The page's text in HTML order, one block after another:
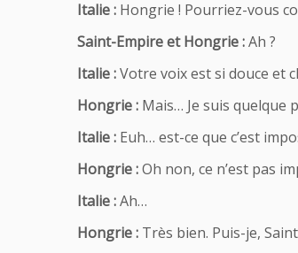
Italie : Hongrie ! Pourriez-vous
Saint-Empire et Hongrie :Ah ?
Italie :Votre voix est si douce et
Hongrie : Mais… Je suis quelque
Italie : Euh… est-ce que c’est
Hongrie :Oh non, ce n’est pas
Italie :Ah…
Hongrie : Très bien. Puis-je,